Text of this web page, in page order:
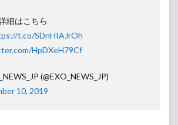
細はこちら
t.co/SDnHIAJrOh
HpDXeH79Cf
(@EXO_NEWS_JP)
10, 2019